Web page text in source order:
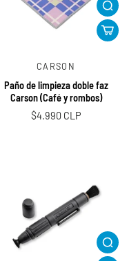
CARSON
Paño de limpieza doble faz
Carson (Café y rombos)
$4.990 CLP